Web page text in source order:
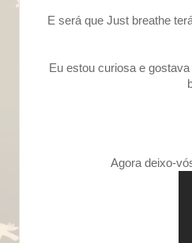
E será que Just breathe
Eu estou curiosa e
Agora deixo-